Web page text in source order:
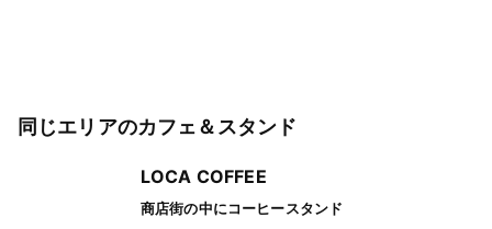
同じエリアのカフェ＆スタンド
LOCA COFFEE
商店街の中にコーヒースタンド